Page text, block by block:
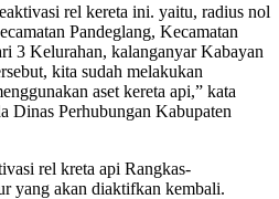
rel kereta ini. yaitu, radius nol
Pandeglang, Kecamatan
3 Kelurahan, kalanganyar Kabayan
kita sudah melakukan
aset kereta api,” kata
Dinas Perhubungan Kabupaten
rel kreta api Rangkas-
yang akan diaktifkan kembali.